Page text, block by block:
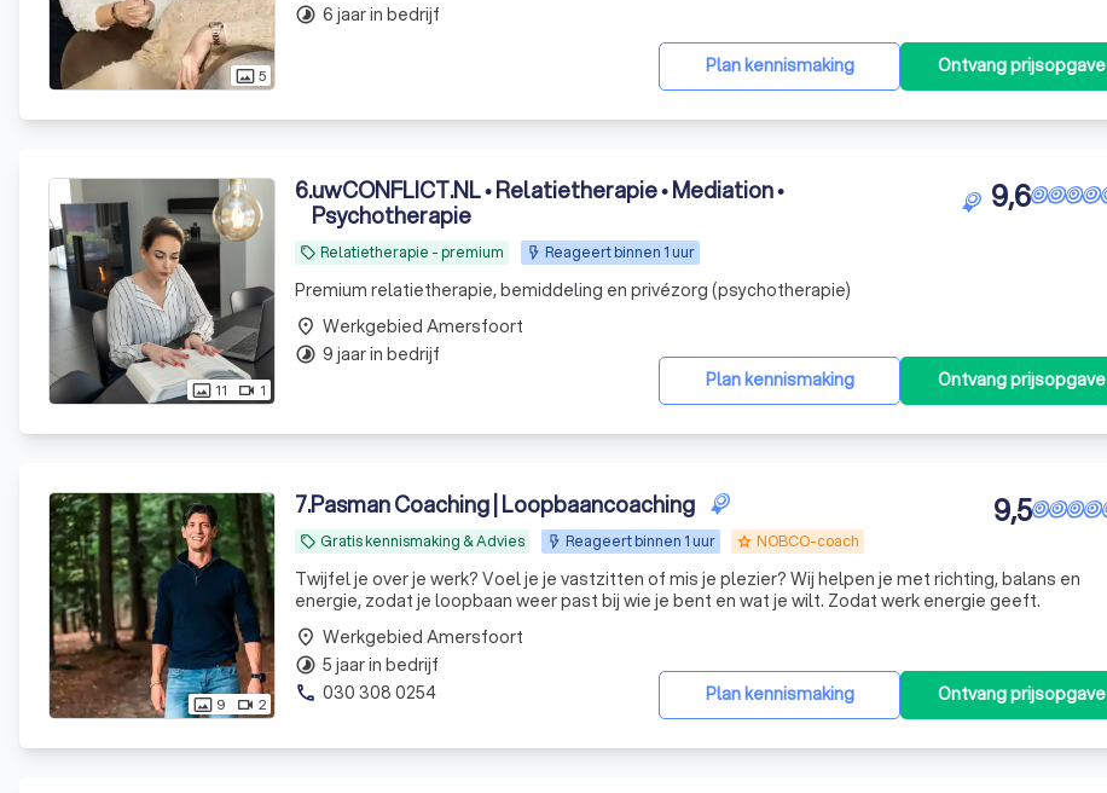
photo_size_select_actual5 Plan kennismaking Ontvang prijsopgave
timelapse 6 jaar in bedrijf
photo_size_select_actual 11 videocam 1
6.uwCONFLICT.NL • Relatietherapie • Mediation •
Psychotherapie
local_offer Relatietherapie - premium Reageert binnen 1 uur
9,6
Premium relatietherapie, bemiddeling en privézorg (psychotherapie)
Plan kennismaking Ontvang prijsopgave
place Werkgebied Amersfoort
timelapse 9 jaar in bedrijf
photo_size_select_actual 9 videocam 2
7.Pasman Coaching | Loopbaancoaching
local_offer Gratis kennismaking & Advies Reageert binnen 1 uur grade NOBCO-coach
9,5
Twijfel je over je werk? Voel je je vastzitten of mis je plezier? Wij helpen je met richting, balans en
energie, zodat je loopbaan weer past bij wie je bent en wat je wilt. Zodat werk energie geeft.
Plan kennismaking Ontvang prijsopgave
place Werkgebied Amersfoort
timelapse 5 jaar in bedrijf
phone 030 308 0254